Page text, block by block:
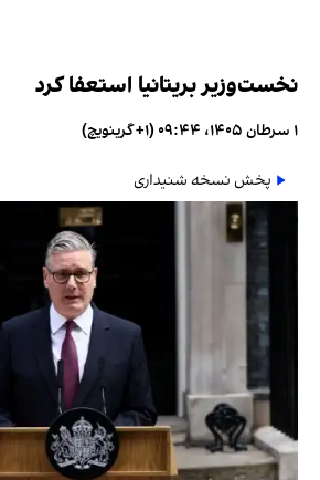
نخست‌وزیر بریتانیا استعفا کرد
۱ سرطان ۱۴۰۵، ۰۹:۴۴ (‎+۱ گرینویچ)
پخش نسخه شنیداری